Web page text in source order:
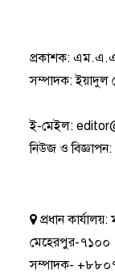
প্রকাশক:
সম্পাদক: ইয়াদুল
ই-মেইল:
নিউজ ও বিজ্ঞাপন:
প্রধান কার্যালয়:
মেহেরপুর-৭১০০
সম্পাদক-